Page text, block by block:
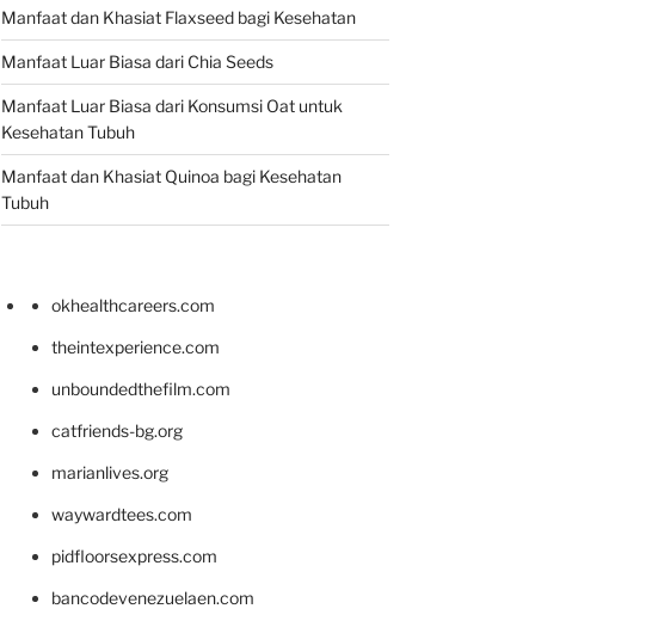
Manfaat dan Khasiat Flaxseed bagi Kesehatan
Manfaat Luar Biasa dari Chia Seeds
Manfaat Luar Biasa dari Konsumsi Oat untuk
Kesehatan Tubuh
Manfaat dan Khasiat Quinoa bagi Kesehatan
Tubuh
okhealthcareers.com
theintexperience.com
unboundedthefilm.com
catfriends-bg.org
marianlives.org
waywardtees.com
pidfloorsexpress.com
bancodevenezuelaen.com